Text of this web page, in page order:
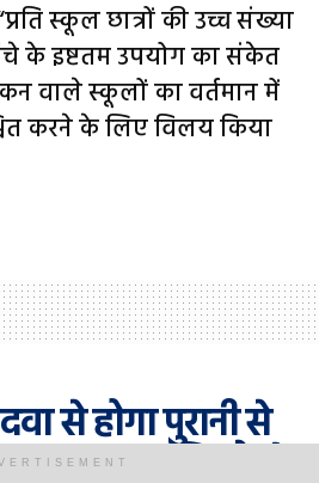
स्कूल छात्रों की उच्च संख्या
के इष्टतम उपयोग का संकेत
वाले स्कूलों का वर्तमान में
करने के लिए विलय किया
से होगा पुरानी से
का इलाज, जानिए कैसे